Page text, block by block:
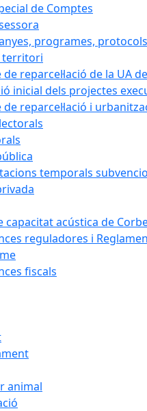
de Comptes
programes,
territori
de reparcel·lació de la UA
inicial dels projectes
de reparcel·lació i
temporals
capacitat acústica de
reguladores i
fiscals
animal